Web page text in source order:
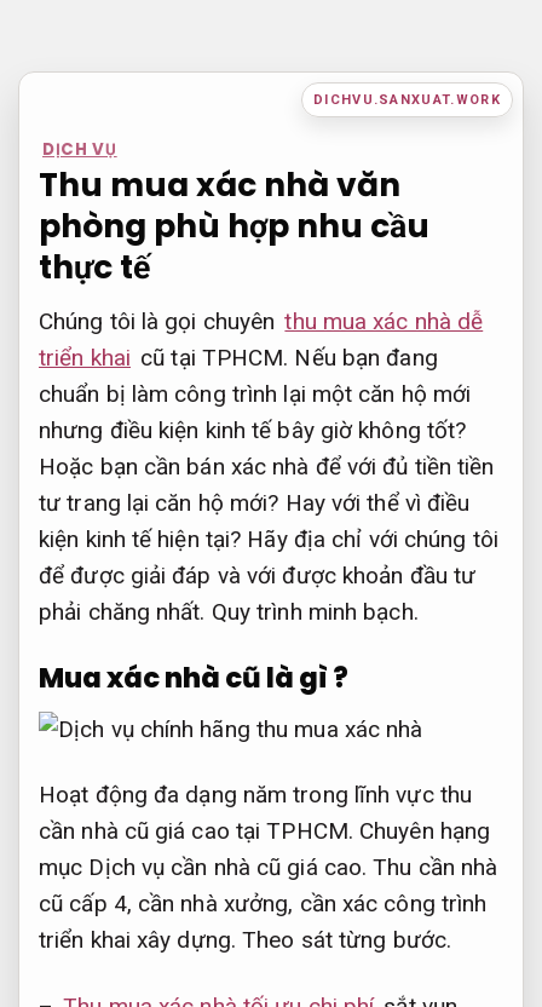
nội
DICHVU.SANXUAT.WORK
DỊCH VỤ
Thu mua xác nhà văn
phòng phù hợp nhu cầu
thực tế
Chúng tôi là gọi chuyên thu mua xác nhà dễ
triển khai cũ tại TPHCM. Nếu bạn đang
chuẩn bị làm công trình lại một căn hộ mới
nhưng điều kiện kinh tế bây giờ không tốt?
Hoặc bạn cần bán xác nhà để với đủ tiền tiền
tư trang lại căn hộ mới? Hay với thể vì điều
kiện kinh tế hiện tại? Hãy địa chỉ với chúng tôi
để được giải đáp và với được khoản đầu tư
phải chăng nhất. Quy trình minh bạch.
Mua xác nhà cũ là gì ?
Hoạt động đa dạng năm trong lĩnh vực thu
cần nhà cũ giá cao tại TPHCM. Chuyên hạng
mục Dịch vụ cần nhà cũ giá cao. Thu cần nhà
cũ cấp 4, cần nhà xưởng, cần xác công trình
triển khai xây dựng.Theo sát từng bước.